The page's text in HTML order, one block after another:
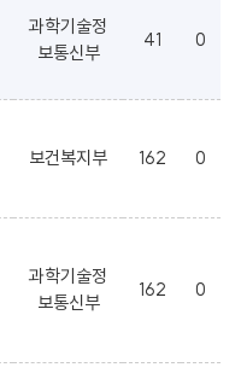
과학기술정
보통신부
41 0
보건복지부 162 0
과학기술정
보통신부
162 0